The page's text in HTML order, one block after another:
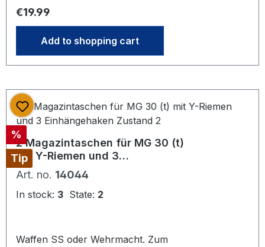
Österr.Militärbehörde 1944, 20
Regular price:
€19.99
Add to shopping cart
Discount
%
Tip
2 Magazintaschen für MG 30 (t)
mit Y-Riemen und 3
Einhängehaken Zustand 2
Art. no. 14044
In stock: 3 State: 2
Waffen SS oder Wehrmacht. Zum